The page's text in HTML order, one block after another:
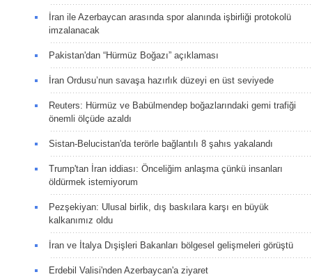
İran ile Azerbaycan arasında spor alanında işbirliği protokolü
imzalanacak
Pakistan'dan “Hürmüz Boğazı” açıklaması
İran Ordusu’nun savaşa hazırlık düzeyi en üst seviyede
Reuters: Hürmüz ve Babülmendep boğazlarındaki gemi trafiği
önemli ölçüde azaldı
Sistan-Belucistan'da terörle bağlantılı 8 şahıs yakalandı
Trump'tan İran iddiası: Önceliğim anlaşma çünkü insanları
öldürmek istemiyorum
Pezşekiyan: Ulusal birlik, dış baskılara karşı en büyük
kalkanımız oldu
İran ve İtalya Dışişleri Bakanları bölgesel gelişmeleri görüştü
Erdebil Valisi'nden Azerbaycan'a ziyaret